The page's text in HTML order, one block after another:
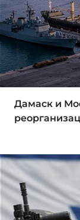
Дамаск и